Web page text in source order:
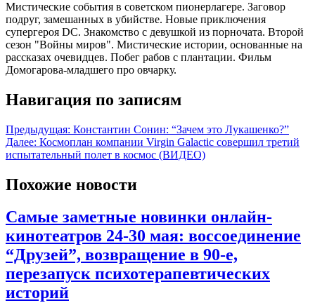
Мистические события в советском пионерлагере. Заговор
подруг, замешанных в убийстве. Новые приключения
супергероя DC. Знакомство с девушкой из порночата. Второй
сезон "Войны миров". Мистические истории, основанные на
рассказах очевидцев. Побег рабов с плантации. Фильм
Домогарова-младшего про овчарку.
Навигация по записям
Предыдущая: Константин Сонин: “Зачем это Лукашенко?”
Далее: Космоплан компании Virgin Galactic совершил третий
испытательный полет в космос (ВИДЕО)
Похожие новости
Самые заметные новинки онлайн-
кинотеатров 24-30 мая: воссоединение
“Друзей”, возвращение в 90-е,
перезапуск психотерапевтических
историй